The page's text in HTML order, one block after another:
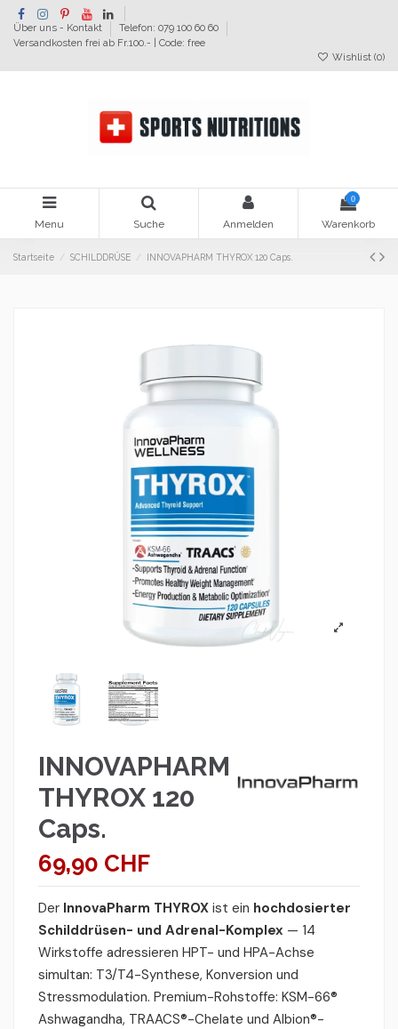
Über uns - Kontakt
Telefon: 079 100 60 60
Versandkosten frei ab Fr.100.- | Code: free
Wishlist (0)
Menu Suche Anmelden
0
Warenkorb
Startseite SCHILDDRÜSE INNOVAPHARM THYROX 120 Caps.
INNOVAPHARM
THYROX 120
Caps.
69,90 CHF
Der InnovaPharm THYROX ist ein hochdosierter
Schilddrüsen- und Adrenal-Komplex — 14
Wirkstoffe adressieren HPT- und HPA-Achse
simultan: T3/T4-Synthese, Konversion und
Stressmodulation. Premium-Rohstoffe: KSM-66®
Ashwagandha, TRAACS®-Chelate und Albion®-